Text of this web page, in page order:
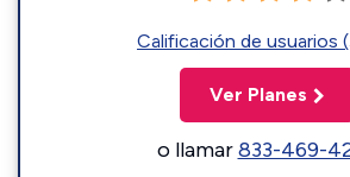
Calificación de usuarios
Ver Planes
o llamar833-469-